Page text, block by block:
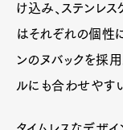
け込み、ステンレス
はそれぞれの個性
ンのヌバックを採用
ルにも合わせやす